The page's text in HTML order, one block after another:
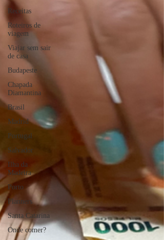
Receitas
Roteiros de
viagem
Viajar sem sair
de casa
Budapeste
Chapada
Diamantina
Brasil
Madrid
Portugal
Salvador
Ilha da
Madeira
Porto
Planners
Santa Catarina
Onde comer?